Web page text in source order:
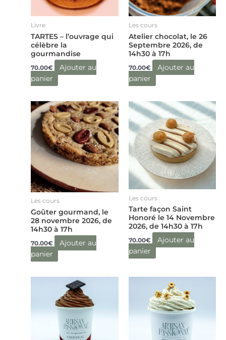
Livre
TARTES – l’ouvrage qui
célèbre la
gourmandise
70.00€
Ajouter au
panier
Les cours
Atelier chocolat, le 26
Septembre 2026, de
14h30 à 17h
70.00€
Ajouter au
panier
Les cours
Goûter gourmand, le
28 novembre 2026, de
14h30 à 17h
70.00€
Ajouter au
panier
Les cours
Tarte façon Saint
Honoré le 14 Novembre
2026, de 14h30 à 17h
70.00€
Ajouter au
panier
Ce
produit
a
variations.
Les
Ce
produit
a
plusieurs
variations.
Les